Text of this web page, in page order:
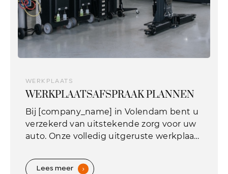
WERKPLAATS
WERKPLAATSAFSPRAAK PLANNEN
Bij [company_name] in Volendam bent u
verzekerd van uitstekende zorg voor uw
auto. Onze volledig uitgeruste werkplaats
betaalbare tarieven,
Lees meer .